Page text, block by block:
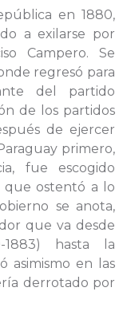
en 1880,
a exilarse por
Campero. Se
regresó para
del partido
de los partidos
de ejercer
primero,
fue escogido
que ostentó a lo
se anota,
que va desde
1883) hasta la
asimismo en las
derrotado por